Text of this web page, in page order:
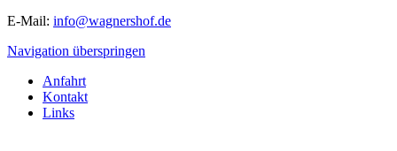
E-Mail: info@wagnershof.de
Navigation überspringen
Anfahrt
Kontakt
Links